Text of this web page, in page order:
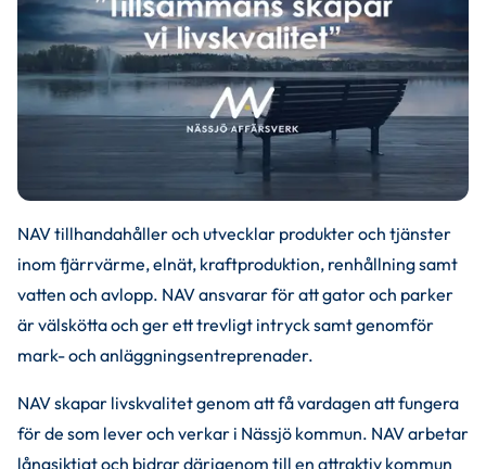
NAV tillhandahåller och utvecklar produkter och tjänster
inom fjärrvärme, elnät, kraftproduktion, renhållning samt
vatten och avlopp. NAV ansvarar för att gator och parker
är välskötta och ger ett trevligt intryck samt genomför
mark- och anläggningsentreprenader.
NAV skapar livskvalitet genom att få vardagen att fungera
för de som lever och verkar i Nässjö kommun. NAV arbetar
långsiktigt och bidrar därigenom till en attraktiv kommun